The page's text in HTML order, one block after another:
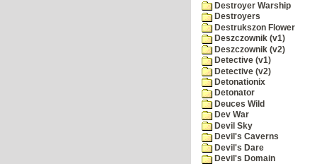
Destroyer Warship
Destroyers
Destrukszon Flower
Deszczownik (v1)
Deszczownik (v2)
Detective (v1)
Detective (v2)
Detonationix
Detonator
Deuces Wild
Dev War
Devil Sky
Devil's Caverns
Devil's Dare
Devil's Domain